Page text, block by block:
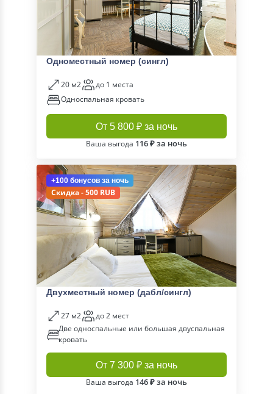
Одноместный номер (сингл)
20 м2
до 1 места
Односпальная кровать
От 5 800 ₽ за ночь
Ваша выгода 116 ₽ за ночь
+100 бонусов за ночь
Скидка - 500 RUB
Двухместный номер (дабл/сингл)
27 м2
до 2 мест
Две односпальные или большая двуспальная
кровать
От 7 300 ₽ за ночь
Ваша выгода 146 ₽ за ночь